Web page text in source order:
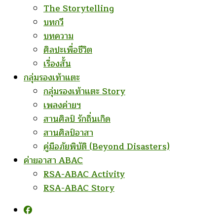
The Storytelling
บทกวี
บทความ
ศิลปะเพื่อชีวิต
เรื่องสั้น
กลุ่มรองเท้าแตะ
กลุ่มรองเท้าแตะ Story
เพลงค่ายฯ
สานศิลป์ รักถิ่นเกิด
สานศิลป์อาสา
คู่มือภัยพิบัติ (Beyond Disasters)
ค่ายอาสา ABAC
RSA-ABAC Activity
RSA-ABAC Story